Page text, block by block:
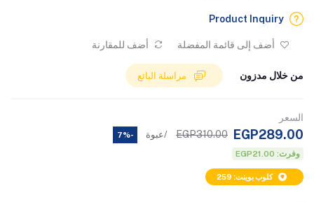
Product Inquiry
أضف إلى قائمة المفضلة أضف للمقارنة
من خلال مدزون
السعر
EGP289.00
EGP310.00 /عبوة -7%
وفرت: EGP21.00
كلوب بوينت: 259